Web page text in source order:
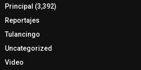
Principal (3,392)
Reportajes
Tulancingo
Uncategorized
Video